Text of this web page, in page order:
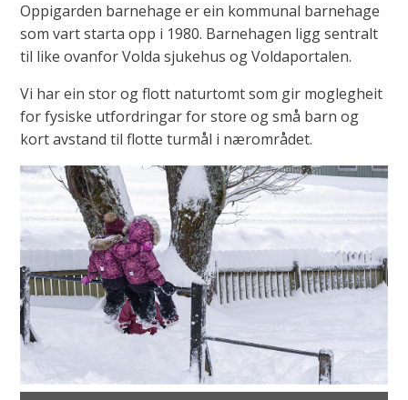
a
r
n
e
h
a
g
e
Oppigarden barnehage er ein kommunal barnehage
som vart starta opp i 1980. Barnehagen ligg sentralt
til like ovanfor Volda sjukehus og Voldaportalen.
Vi har ein stor og flott naturtomt som gir moglegheit
for fysiske utfordringar for store og små barn og
kort avstand til flotte turmål i nærområdet.